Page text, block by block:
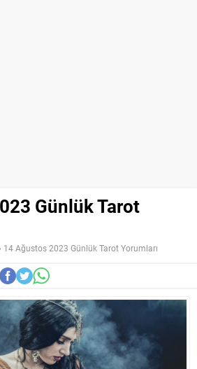
Günlük Tarot
14 Ağustos 2023 Günlük Tarot Yorumları